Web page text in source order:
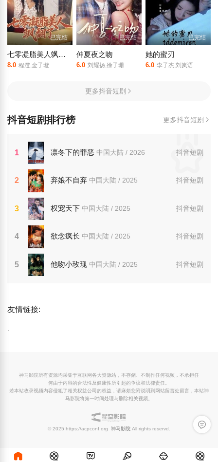
已完结
七零凝脂美人飒翻了
8.0 程澄,金子璇
已完结
仲夏夜之吻
6.0 刘耀扬,徐子珊
已完结
她的蜜刃
6.0 李子杰,刘岚语
更多抖音短剧
抖音短剧排行榜 更多抖音短剧
1 抖音短剧
凛冬下的罪恶 中国大陆 / 2026
2 抖音短剧
弃娘不自弃 中国大陆 / 2025
3 抖音短剧
权宠天下 中国大陆 / 2025
4 抖音短剧
欲念疯长 中国大陆 / 2025
5 抖音短剧
他吻小玫瑰 中国大陆 / 2025
友情链接:
留言反
神马影院所有资源均采集于互联网各大资源站，不存储、不制作任何视频，不承担任
何由于内容的合法性及健康性所引起的争议和法律责任。
若本站收录视频内容侵犯了相关权益公司的权益，请麻烦您附说明到网站留言处留言，本站神
马影院将第一时间处理与删除相关视频。
© 2025 https://acpconf.org 神马影院 All rights reservd.